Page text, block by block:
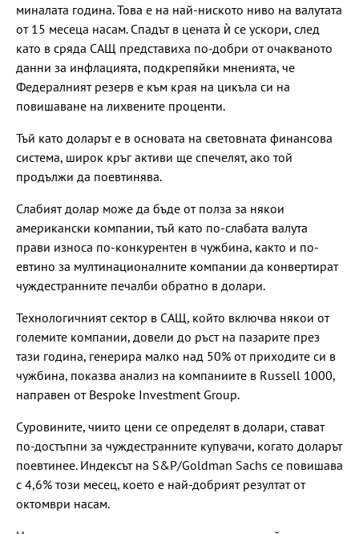
миналата година. Това е на най-ниското ниво на валутата
от 15 месеца насам. Спадът в цената ѝ се ускори, след
като в сряда САЩ представиха по-добри от очакваното
данни за инфлацията, подкрепяйки мненията, че
Федералният резерв е към края на цикъла си на
повишаване на лихвените проценти.
Тъй като доларът е в основата на световната финансова
система, широк кръг активи ще спечелят, ако той
продължи да поевтинява.
Слабият долар може да бъде от полза за някои
американски компании, тъй като по-слабата валута
прави износа по-конкурентен в чужбина, както и по-
евтино за мултинационалните компании да конвертират
чуждестранните печалби обратно в долари.
Технологичният сектор в САЩ, който включва някои от
големите компании, довели до ръст на пазарите през
тази година, генерира малко над 50% от приходите си в
чужбина, показва анализ на компаниите в Russell 1000,
направен от Bespoke Investment Group.
Суровините, чиито цени се определят в долари, стават
по-достъпни за чуждестранните купувачи, когато доларът
поевтинее. Индексът на S&P/Goldman Sachs се повишава
с 4,6% този месец, което е най-добрият резултат от
октомври насам.